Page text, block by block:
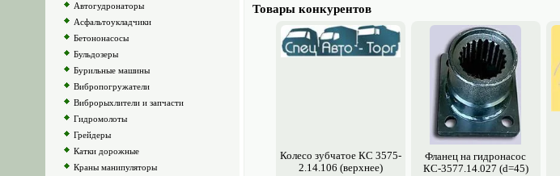
Автогудронаторы
Асфальтоукладчики
Бетононасосы
Бульдозеры
Бурильные машины
Вибропогружатели
Виброрыхлители и запчасти
Гидромолоты
Грейдеры
Катки дорожные
Краны манипуляторы
Товары конкурентов
Колесо зубчатое КС 3575-
2.14.106 (верхнее)
Фланец на гидронасос
КС-3577.14.027 (d=45)